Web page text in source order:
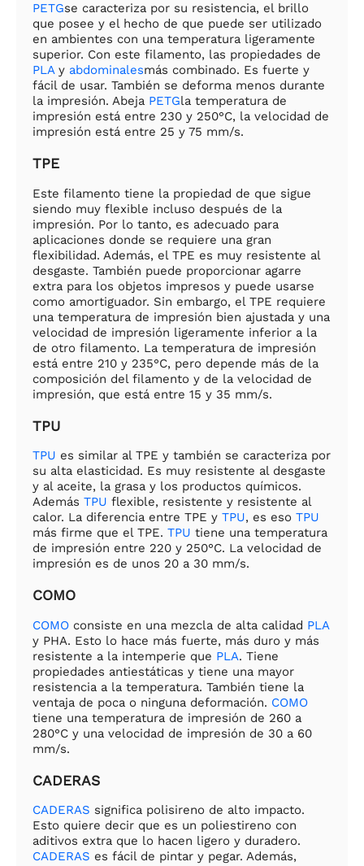
PETGse caracteriza por su resistencia, el brillo
que posee y el hecho de que puede ser utilizado
en ambientes con una temperatura ligeramente
superior. Con este filamento, las propiedades de
PLAy abdominalesmás combinado. Es fuerte y
fácil de usar. También se deforma menos durante
la impresión. Abeja PETGla temperatura de
impresión está entre 230 y 250°C, la velocidad de
impresión está entre 25 y 75 mm/s.
TPE
Este filamento tiene la propiedad de que sigue
siendo muy flexible incluso después de la
impresión. Por lo tanto, es adecuado para
aplicaciones donde se requiere una gran
flexibilidad. Además, el TPE es muy resistente al
desgaste. También puede proporcionar agarre
extra para los objetos impresos y puede usarse
como amortiguador. Sin embargo, el TPE requiere
una temperatura de impresión bien ajustada y una
velocidad de impresión ligeramente inferior a la
de otro filamento. La temperatura de impresión
está entre 210 y 235°C, pero depende más de la
composición del filamento y de la velocidad de
impresión, que está entre 15 y 35 mm/s.
TPU
TPU es similar al TPE y también se caracteriza por
su alta elasticidad. Es muy resistente al desgaste
y al aceite, la grasa y los productos químicos.
Además TPU flexible, resistente y resistente al
calor. La diferencia entre TPE y TPU, es eso TPU
más firme que el TPE. TPU tiene una temperatura
de impresión entre 220 y 250°C. La velocidad de
impresión es de unos 20 a 30 mm/s.
COMO
COMO consiste en una mezcla de alta calidad PLA
y PHA. Esto lo hace más fuerte, más duro y más
resistente a la intemperie que PLA. Tiene
propiedades antiestáticas y tiene una mayor
resistencia a la temperatura. También tiene la
ventaja de poca o ninguna deformación. COMO
tiene una temperatura de impresión de 260 a
280°C y una velocidad de impresión de 30 a 60
mm/s.
CADERAS
CADERAS significa polisireno de alto impacto.
Esto quiere decir que es un poliestireno con
aditivos extra que lo hacen ligero y duradero.
CADERAS es fácil de pintar y pegar. Además,